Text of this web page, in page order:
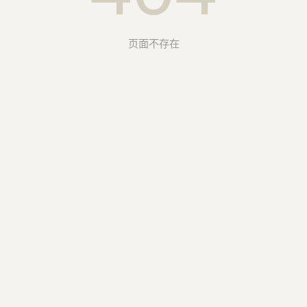
页面不存在